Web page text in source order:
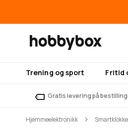
Trening og sport Fritid
Gratis levering på
Hjemmeelektronikk Smartklokke